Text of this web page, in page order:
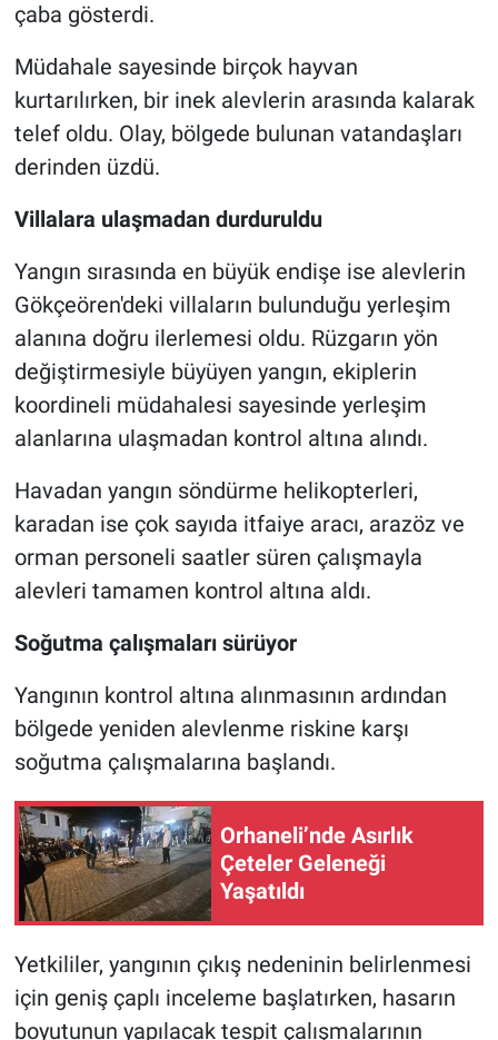
çaba gösterdi.
Müdahale sayesinde birçok hayvan
kurtarılırken, bir inek alevlerin arasında kalarak
telef oldu. Olay, bölgede bulunan vatandaşları
derinden üzdü.
Villalara ulaşmadan durduruldu
Yangın sırasında en büyük endişe ise alevlerin
Gökçeören'deki villaların bulunduğu yerleşim
alanına doğru ilerlemesi oldu. Rüzgarın yön
değiştirmesiyle büyüyen yangın, ekiplerin
koordineli müdahalesi sayesinde yerleşim
alanlarına ulaşmadan kontrol altına alındı.
Havadan yangın söndürme helikopterleri,
karadan ise çok sayıda itfaiye aracı, arazöz ve
orman personeli saatler süren çalışmayla
alevleri tamamen kontrol altına aldı.
Soğutma çalışmaları sürüyor
Yangının kontrol altına alınmasının ardından
bölgede yeniden alevlenme riskine karşı
soğutma çalışmalarına başlandı.
Orhaneli’nde Asırlık
Çeteler Geleneği
Yaşatıldı
Yetkililer, yangının çıkış nedeninin belirlenmesi
için geniş çaplı inceleme başlatırken, hasarın
boyutunun yapılacak tespit çalışmalarının